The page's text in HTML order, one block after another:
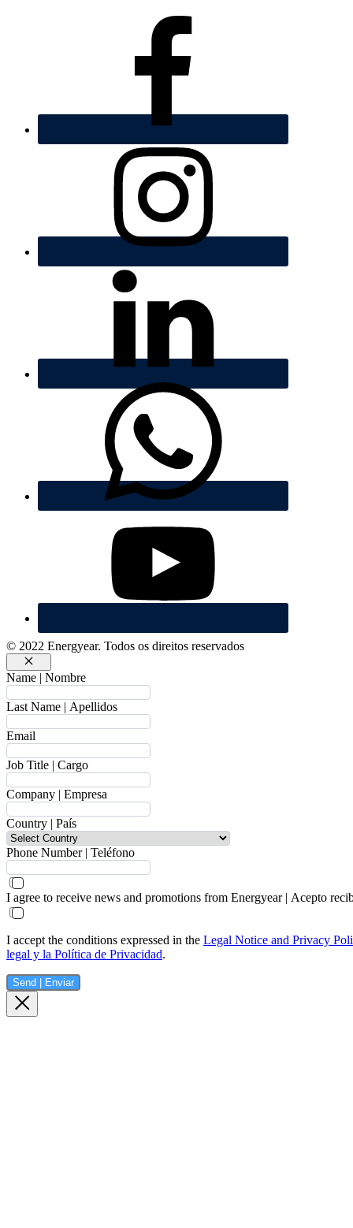
© 2022 Energyear. Todos os direitos reservados
Fechar
Name | Nombre
Last Name | Apellidos
Email
Job Title | Cargo
Company | Empresa
Country | País
Phone Number | Teléfono
I agree to receive news and promotions from Energyear | Acepto
I accept the conditions expressed in the Legal Notice and Privacy
legal y la Política de Privacidad.
Send | Enviar